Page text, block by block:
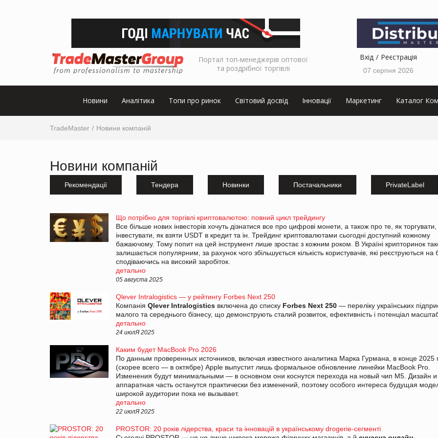
Портал топ-менеджерів оптової
та роздрібної торгівлі
Вхід Реєстрація
07 серпня 2026
Новини Аналітика Топи про ринок Світовий досвід Інновації Маркетинг Каталог
TradeMaster Новини компаній
Новини компаній
Рекомендації Тендера Новинки Постачальники PrivateLabel
Що потрібно для торгівлі криптовалютою: повний цикл трейдингу
Все більше нових інвесторів хочуть дізнатися все про цифрові монети, а також про те, як торгувати,
інвестувати, як взяти USDT в кредит та ін. Трейдинг криптовалютами сьогодні доступний кожному
бажаючому. Тому попит на цей інструмент лише зростає з кожним роком. В Україні крипторинок
залишається популярним, за рахунок чого збільшується кількість користувачів, які реєструються на
сподіваючись на високий заробіток.
детально
05 августа 2025
Qlever Intralogistics — у рейтингу Forbes Next 250
Компанія Qlever Intralogistics включена до списку Forbes Next 250 — переліку українських
малого та середнього бізнесу, що демонструють сталий розвиток, ефективність і потенціал
детально
24 июлЯ 2025
Каким будет MacBook Pro 2026
По данным проверенных источников, включая известного аналитика Марка Гурмана, в конце 2025
(скорее всего — в октябре) Apple выпустит лишь формальное обновление линейки MacBook Pro.
Изменения будут минимальными — в основном они коснутся перехода на новый чип M5. Дизайн и
аппаратная часть останутся практически без изменений, поэтому особого интереса будущая
широкой аудитории пока не вызывает.
детально
22 июлЯ 2025
PROSTOR: 20 років лідерства, краси та інновацій в українському drogerie-сегменті